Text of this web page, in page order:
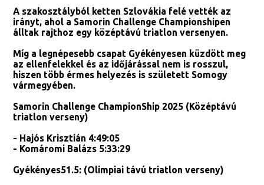
A szakosztályból ketten Szlovákia felé vették az
irányt, ahol a Samorin Challenge Championshipen
álltak rajthoz egy középtávú triatlon versenyen.
Míg a legnépesebb csapat Gyékényesen küzdött meg
az ellenfelekkel és az időjárással nem is rosszul,
hiszen több érmes helyezés is született Somogy
vármegyében.
Samorin Challenge ChampionShip 2025 (Középtávú
triatlon verseny)
- Hajós Krisztián 4:49:05
- Komáromi Balázs 5:33:29
Gyékényes51.5: (Olimpiai távú triatlon verseny)